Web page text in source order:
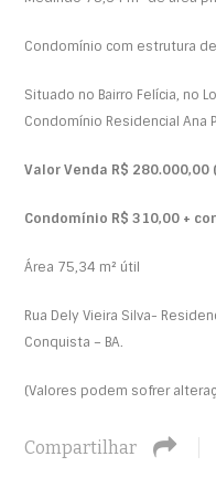
Condomínio com estrutura
Situado no Bairro Felícia, no
Condomínio Residencial Ana
Valor Venda R$
Condomínio R$ 310,00 +
Área 75,34 m² útil
Rua Dely Vieira Silva-
Conquista – BA.
(Valores podem sofrer
Compartilhar